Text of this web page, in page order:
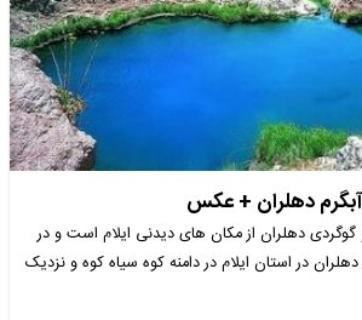
دهلران + عکس
دهلران از مکان های دیدنی ایلام است و در
شهر دهلران در استان ایلام در دامنه کوه سیاه کوه و نزدیک